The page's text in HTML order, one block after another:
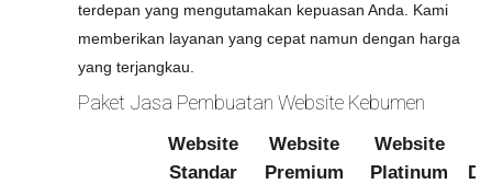
terdepan yang mengutamakan kepuasan Anda. Kami
memberikan layanan yang cepat namun dengan harga
yang terjangkau.
Paket Jasa Pembuatan Website Kebumen
Website
Standar
Website
Premium
Website
Platinum